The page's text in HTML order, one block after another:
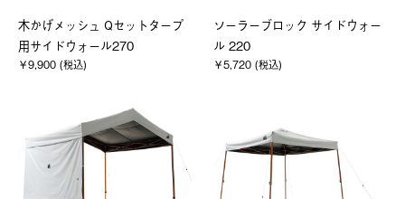
木かげメッシュ Qセットタープ
用サイドウォール270
￥9,900 (税込)
ソーラーブロック サイドウォー
ル 220
￥5,720 (税込)